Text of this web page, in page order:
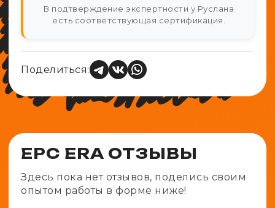
В подтверждение экспертности у Руслана
есть соответствующая сертификация.
Поделиться:
EPC ERA ОТЗЫВЫ
Здесь пока нет отзывов, поделись своим
опытом работы в форме ниже!